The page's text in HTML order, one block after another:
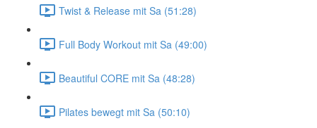
Twist & Release mit Sa (51:28)
Full Body Workout mit Sa (49:00)
Beautiful CORE mit Sa (48:28)
Pilates bewegt mit Sa (50:10)